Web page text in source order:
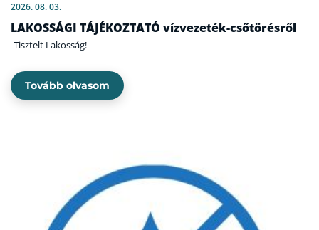
2026. 08. 03.
LAKOSSÁGI TÁJÉKOZTATÓ vízvezeték-csőtörésről
Tisztelt Lakosság!
Tovább olvasom